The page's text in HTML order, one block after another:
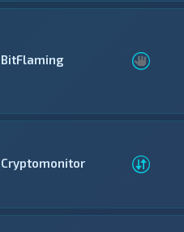
BitFlaming
Cryptomonitor